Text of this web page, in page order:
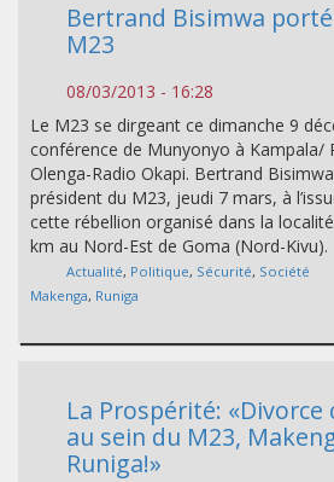
Bertrand Bisimwa
M23
08/03/2013 - 16:28
Le M23 se dirgeant ce dimanche 9
conférence de Munyonyo à Kampala/
Olenga-Radio Okapi. Bertrand
président du M23, jeudi 7 mars, à
cette rébellion organisé dans la
km au Nord-Est de Goma (Nord-Kivu).
Actualité, Politique, Sécurité, Société
Makenga, Runiga
La Prospérité: «Divorce
au sein du M23,
Runiga!»